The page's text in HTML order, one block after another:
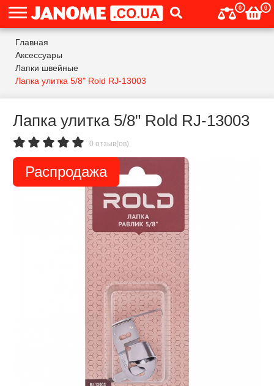
0 0
Главная
Аксессуары
Лапки швейные
Лапка улитка 5/8" Rold RJ-13003
Лапка улитка 5/8" Rold RJ-13003
0 отзыв(ов)
Распродажа